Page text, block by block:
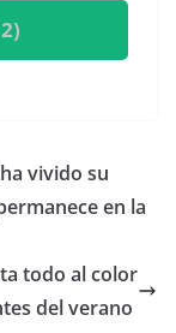
vivido su
en la
todo al color
del verano